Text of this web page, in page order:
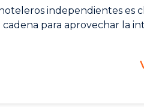
independientes es
cadena para aprovechar la